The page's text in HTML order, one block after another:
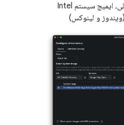
کیلوبایت، گوگل پلی، ایمیج سیستم Intel